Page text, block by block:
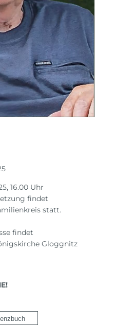
16.00 Uhr
findet
statt.
findet
Gloggnitz